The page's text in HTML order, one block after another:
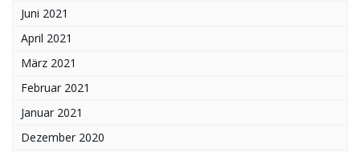
Juni 2021
April 2021
März 2021
Februar 2021
Januar 2021
Dezember 2020